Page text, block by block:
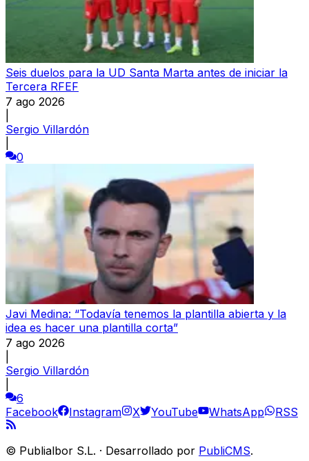
Seis duelos para la UD Santa Marta antes de iniciar la
Tercera RFEF
7 ago 2026
Sergio Villardón
0
Javi Medina: “Todavía tenemos la plantilla abierta y la
idea es hacer una plantilla corta”
7 ago 2026
Sergio Villardón
6
Facebook
Instagram X YouTube WhatsApp RSS
© Publialbor S.L. · Desarrollado por PubliCMS.